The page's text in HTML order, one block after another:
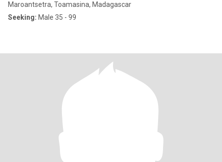
Maroantsetra, Toamasina, Madagascar
Seeking: Male 35 - 99